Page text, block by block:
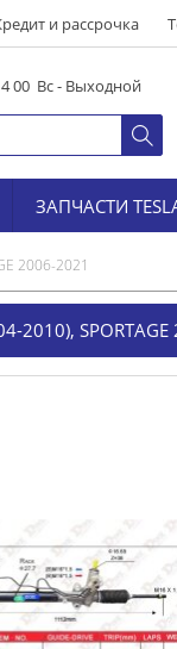
и рассрочка
00 Вс - Выходной
ЗАПЧАСТИ
2006-2021
2010), SPORTAGE